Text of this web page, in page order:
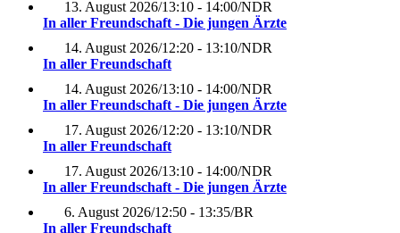
13. August 2026/13:10 - 14:00/NDR
In aller Freundschaft - Die jungen Ärzte
14. August 2026/12:20 - 13:10/NDR
In aller Freundschaft
14. August 2026/13:10 - 14:00/NDR
In aller Freundschaft - Die jungen Ärzte
17. August 2026/12:20 - 13:10/NDR
In aller Freundschaft
17. August 2026/13:10 - 14:00/NDR
In aller Freundschaft - Die jungen Ärzte
6. August 2026/12:50 - 13:35/BR
In aller Freundschaft